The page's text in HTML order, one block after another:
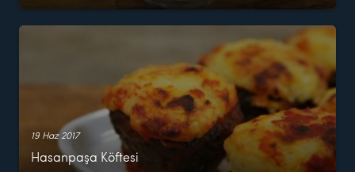
19 Haz 2017
Hasanpaşa Köftesi